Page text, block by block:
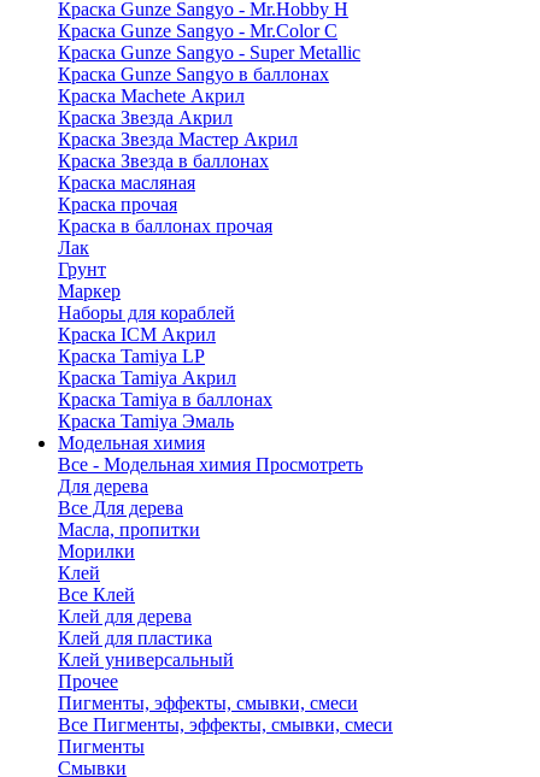
Краска Gunze Sangyo - Mr.Hobby H
Краска Gunze Sangyo - Mr.Color C
Краска Gunze Sangyo - Super Metallic
Краска Gunze Sangyo в баллонах
Краска Machete Акрил
Краска Звезда Акрил
Краска Звезда Мастер Акрил
Краска Звезда в баллонах
Краска масляная
Краска прочая
Краска в баллонах прочая
Лак
Грунт
Маркер
Наборы для кораблей
Краска ICM Акрил
Краска Tamiya LP
Краска Tamiya Акрил
Краска Tamiya в баллонах
Краска Tamiya Эмаль
Модельная химия
Все - Модельная химия Просмотреть
Для дерева
Все Для дерева
Масла, пропитки
Морилки
Клей
Все Клей
Клей для дерева
Клей для пластика
Клей универсальный
Прочее
Пигменты, эффекты, смывки, смеси
Все Пигменты, эффекты, смывки, смеси
Пигменты
Смывки